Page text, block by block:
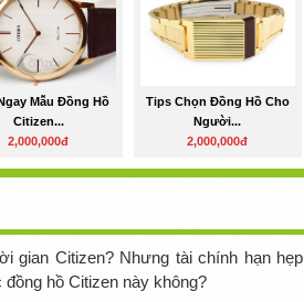
Mẫu Đồng Hồ
Citizen...
2,000,000đ
Tips Chọn Đồng Hồ Cho
Người...
2,000,000đ
gian Citizen? Nhưng tài chính hạn
hồ Citizen này không?